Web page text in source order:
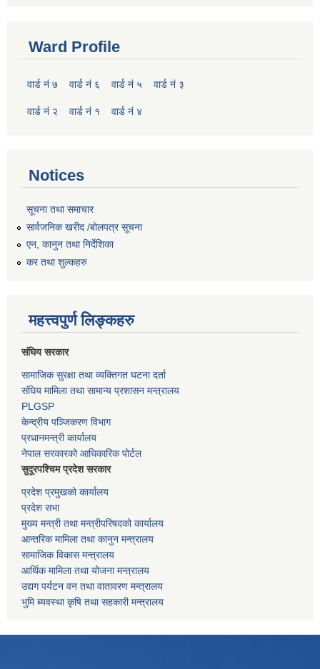
Ward Profile
वार्ड नं ७ वार्ड नं ६ वार्ड नं ५ वार्ड नं ३
वार्ड नं २ वार्ड नं १ वार्ड नं ४
Notices
सूचना तथा समाचार
सार्वजनिक खरीद /बोलपत्र सूचना
एन, कानुन तथा निर्देशिका
कर तथा शुल्कहरु
महत्त्वपुर्ण लिङ्कहरु
संघिय सरकार
सामाजिक सुरक्षा तथा व्यक्तिगत घटना दर्ता
संघिय मामिला तथा सामान्य प्रशासन मन्त्रालय
PLGSP
केन्द्रीय पञ्जिकरण विभाग
प्रधानमन्त्री कार्यालय
नेपाल सरकारको आधिकारिक पोर्टल
सुदूरपश्चिम प्रदेश सरकार
प्रदेश प्रमुखको कार्यालय
प्रदेश सभा
मुख्य मन्त्री तथा मन्त्रीपरिषदको कार्यालय
आन्तरिक मामिला तथा कानुन मन्त्रालय
सामाजिक विकास मन्त्रालय
आर्थिक मामिला तथा योजना मन्त्रालय
उद्यग पर्यटन वन तथा वातावरण मन्त्रालय
भुमि ब्यवस्था कृषि तथा सहकारी मन्त्रालय